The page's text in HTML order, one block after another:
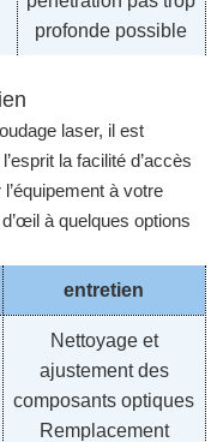
profonde possible
laser, il est
la facilité d’accès
à votre
à quelques options
entretien
Nettoyage et
ajustement des
composants optiques
Remplacement